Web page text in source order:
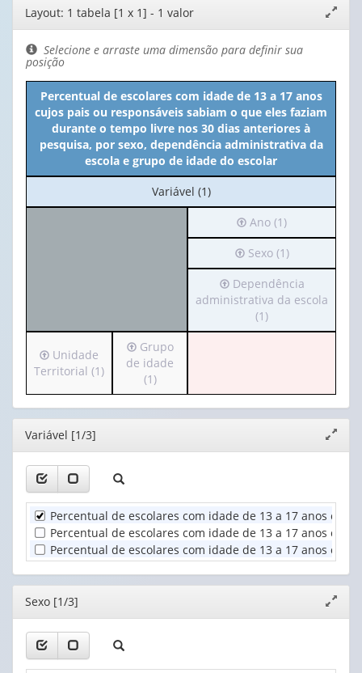
Editor
de
layout
janela
Layout: 1 tabela [1 x 1] - 1 valor
Selecione e arraste uma dimensão para definir sua
posição
Percentual de escolares com idade de 13 a 17 anos
cujos pais ou responsáveis sabiam o que eles faziam
durante o tempo livre nos 30 dias anteriores à
pesquisa, por sexo, dependência administrativa da
escola e grupo de idade do escolar
No
cabeçalho:
Variável (1)
Irá
para
o
cabeçalho
(possui
apenas
valor):
Ano (1)
Irá
para
o
cabeçalho
(possui
apenas
Sexo
Sexo (1)
Irá
para
cabeçalho
valor):
Dependência
administrativa da escola
(1)
Irá
para
(possui
apenas
1
valor):
Unidade
Territorial
(1)
Unidade
Territorial (1)
Irá
para
cabeçalho
(possui
de
idade
(1)
Grupo
de idade
(1)
Editor
janela
Variável [1/3]
Percentual de escolares com idade de 13 a 17 anos
Percentual de escolares com idade de 13 a 17 anos
Percentual de escolares com idade de 13 a 17 anos
Editor
janela
Sexo [1/3]